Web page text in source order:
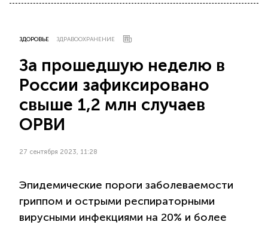
ЗДОРОВЬЕ ЗДРАВООХРАНЕНИЕ
За прошедшую неделю в
России зафиксировано
свыше 1,2 млн случаев
ОРВИ
27 сентября 2023, 11:28
Эпидемические пороги заболеваемости
гриппом и острыми респираторными
вирусными инфекциями на 20% и более